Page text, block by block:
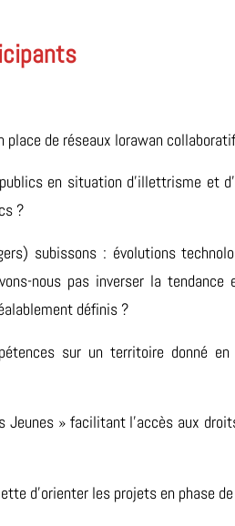
place de réseaux lorawan
en situation d’illettrisme et
?
subissons : évolutions
nous pas inverser la
définis ?
sur un territoire donné
Jeunes » facilitant l’accès aux
d’orienter les projets en phase